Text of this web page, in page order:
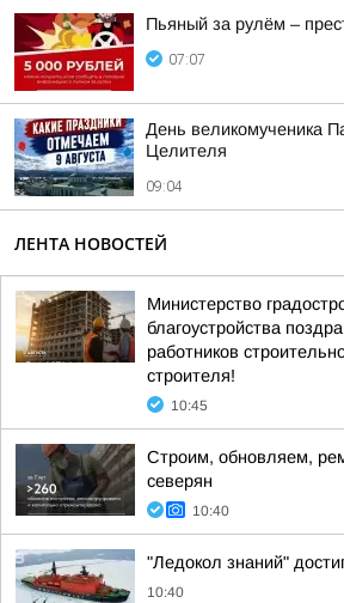
Пьяный за рулём –
07:07
День великомученика
Целителя
09:04
ЛЕНТА НОВОСТЕЙ
Министерство
благоустройства
работников
строителя!
10:45
Строим, обновляем,
северян
10:40
"Ледокол знаний"
10:40